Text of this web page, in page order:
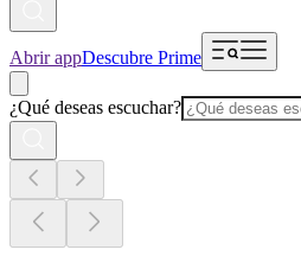
Abrir appDescubre Prime
¿Qué deseas escuchar?